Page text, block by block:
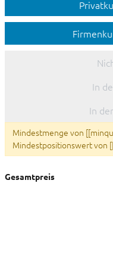
In
In
Mindestmenge von
Mindestpositionswert von
Gesamtpreis